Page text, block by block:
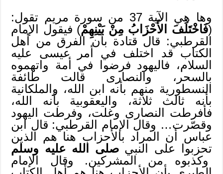
وها هي الآية 37 من سورة مريم تقول:
(فَاخْتَلَفَ الأَحْزَابُ مِنْ بَيْنِهِمْ) فيقول الإمام
القرطبي: قال قتادة بأن الفرق من أهل
الكتاب قد اختلف في أمر عيسى عليه
السلام، فاليهود فرضوا في أمة واتهموه
بالسحر، والنصارى قالت طائفة
النسطورية منهم بأنه ابن الله، والملكانية
بأنه ثالث ثلاثة، واليعقوبية بأنه الله،
فأفرطت النصارى وغلت، وفرطت اليهود
وقصّرت… وقال الإمام القرطبي: قال ابن
عباس أن المراد بالأحزاب هنا هم الذين
تحزبوا على النبيصلى الله عليه وسلم
وكذبوه من المشركين. وقال الإمام